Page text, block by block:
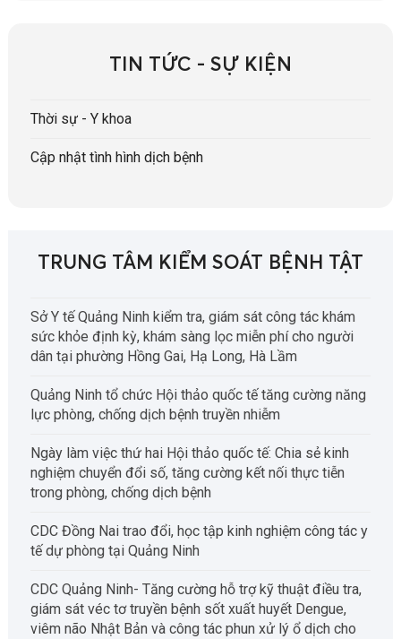
TIN TỨC - SỰ KIỆN
Thời sự - Y khoa
Cập nhật tình hình dịch bệnh
TRUNG TÂM KIỂM SOÁT BỆNH TẬT
Sở Y tế Quảng Ninh kiểm tra, giám sát công tác khám
sức khỏe định kỳ, khám sàng lọc miễn phí cho người
dân tại phường Hồng Gai, Hạ Long, Hà Lầm
Quảng Ninh tổ chức Hội thảo quốc tế tăng cường năng
lực phòng, chống dịch bệnh truyền nhiễm
Ngày làm việc thứ hai Hội thảo quốc tế: Chia sẻ kinh
nghiệm chuyển đổi số, tăng cường kết nối thực tiễn
trong phòng, chống dịch bệnh
CDC Đồng Nai trao đổi, học tập kinh nghiệm công tác y
tế dự phòng tại Quảng Ninh
CDC Quảng Ninh- Tăng cường hỗ trợ kỹ thuật điều tra,
giám sát véc tơ truyền bệnh sốt xuất huyết Dengue,
viêm não Nhật Bản và công tác phun xử lý ổ dịch cho